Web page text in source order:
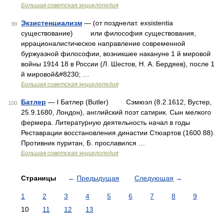
Большая советская энциклопедия
99 Экзистенциализм — (от позднелат. exsistentia
существование) или философия существования,
иррационалистическое направление современной
буржуазной философии, возникшее накануне 1 й мировой
войны 1914 18 в России (Л. Шестов, Н. А. Бердяев), после 1
й мировой&#8230; …
Большая советская энциклопедия
100 Батлер — I Батлер (Butler) Сэмюэл (8.2.1612, Вустер,
25.9.1680, Лондон), английский поэт сатирик. Сын мелкого
фермера. Литературную деятельность начал в годы
Реставрации восстановления династии Стюартов (1600 88).
Противник пуритан, Б. прославился …
Большая советская энциклопедия
Страницы ← Предыдущая Следующая →
1 2 3 4 5 6 7 8
9
10
11 12 13